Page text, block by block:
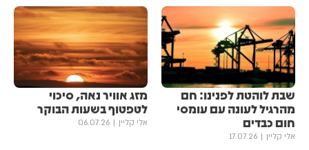
שבת לוהטת לפנינו: חם
מהרגיל לעונה עם עומסי
חום כבדים
אלי קליין 17.07.26
מזג אוויר נאה, סיכוי
לטפטוף בשעות הבוקר
אלי קליין 06.07.26